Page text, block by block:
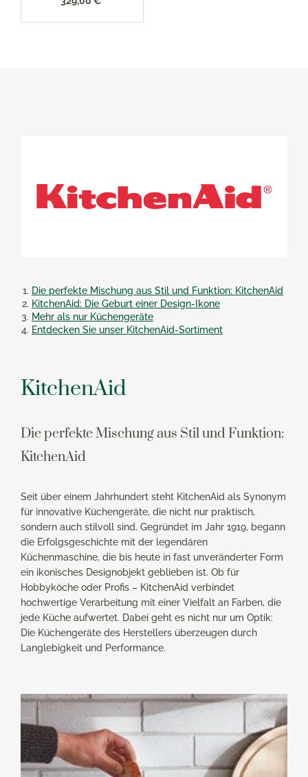
Die perfekte Mischung aus Stil und Funktion: KitchenAid
KitchenAid: Die Geburt einer Design-Ikone
Mehr als nur Küchengeräte
Entdecken Sie unser KitchenAid-Sortiment
KitchenAid
Die perfekte Mischung aus Stil und Funktion:
KitchenAid
Seit über einem Jahrhundert steht KitchenAid als Synonym
für innovative Küchengeräte, die nicht nur praktisch,
sondern auch stilvoll sind. Gegründet im Jahr 1919, begann
die Erfolgsgeschichte mit der legendären
Küchenmaschine, die bis heute in fast unveränderter Form
ein ikonisches Designobjekt geblieben ist. Ob für
Hobbyköche oder Profis – KitchenAid verbindet
hochwertige Verarbeitung mit einer Vielfalt an Farben, die
jede Küche aufwertet. Dabei geht es nicht nur um Optik:
Die Küchengeräte des Herstellers überzeugen durch
Langlebigkeit und Performance.